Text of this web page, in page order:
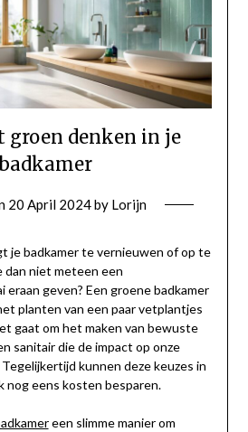
groen denken in je
20 April 2024by Lorijn
je badkamer te vernieuwen of op te
dan niet meteen een
eraan geven? Een groene badkamer
planten van een paar vetplantjes
gaat om het maken van bewuste
sanitair die de impact op onze
kunnen deze keuzes in
nog eens kosten besparen.
een slimme manier om